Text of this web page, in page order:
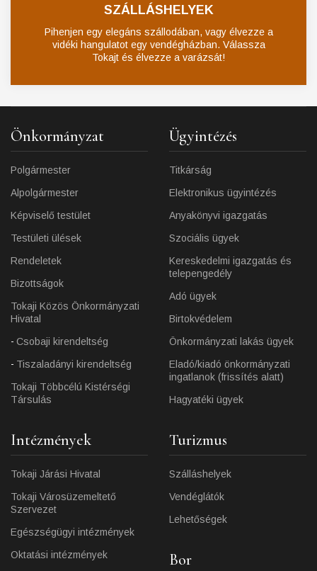
SZÁLLÁSHELYEK
Pihenjen egy elegáns szállodában, vagy élvezze a
vidéki hangulatot egy vendégházban. Válassza
Tokajt és élvezze a varázsát!
Önkormányzat
Polgármester
Alpolgármester
Képviselő testület
Testületi ülések
Rendeletek
Bizottságok
Tokaji Közös Önkormányzati
Hivatal
Csobaji kirendeltség
Tiszaladányi kirendeltség
Tokaji Többcélú Kistérségi
Társulás
Ügyintézés
Titkárság
Elektronikus ügyintézés
Anyakönyvi igazgatás
Szociális ügyek
Kereskedelmi igazgatás és
telepengedély
Adó ügyek
Birtokvédelem
Önkormányzati lakás ügyek
Eladó/kiadó önkormányzati
ingatlanok (frissítés alatt)
Hagyatéki ügyek
Intézmények
Tokaji Járási Hivatal
Tokaji Városüzemeltető
Szervezet
Egészségügyi intézmények
Oktatási intézmények
Turizmus
Szálláshelyek
Vendéglátók
Lehetőségek
Bor